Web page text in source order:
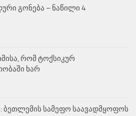
გონება – ნაწილი 4
რომ ტოქსიკურ
ხარ
ბეთლემის სამეფო საავადმყოფოს